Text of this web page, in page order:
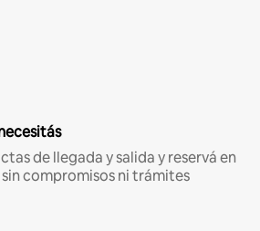
de llegada y salida y reservá en
compromisos ni trámites